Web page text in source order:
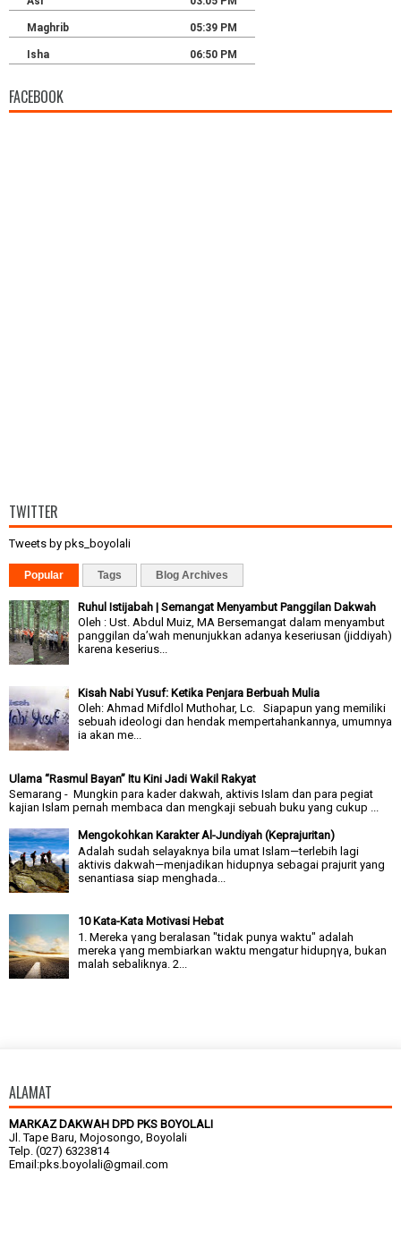
FACEBOOK
TWITTER
Tweets by pks_boyolali
Popular Tags Blog Archives
Ruhul Istijabah | Semangat Menyambut Panggilan Dakwah
Oleh : Ust. Abdul Muiz, MA Bersemangat dalam menyambut
panggilan da’wah menunjukkan adanya keseriusan (jiddiyah)
karena keserius...
Kisah Nabi Yusuf: Ketika Penjara Berbuah Mulia
Oleh: Ahmad Mifdlol Muthohar, Lc. Siapapun yang memiliki
sebuah ideologi dan hendak mempertahankannya, umumnya
ia akan me...
Ulama “Rasmul Bayan” Itu Kini Jadi Wakil Rakyat
Semarang - Mungkin para kader dakwah, aktivis Islam dan para pegiat
kajian Islam pernah membaca dan mengkaji sebuah buku yang cukup ...
Mengokohkan Karakter Al-Jundiyah (Keprajuritan)
Adalah sudah selayaknya bila umat Islam—terlebih lagi
aktivis dakwah—menjadikan hidupnya sebagai prajurit yang
senantiasa siap menghada...
10 Kata-Kata Motivasi Hebat
1. Mereka γang beralasan "tidak punya waktu" adalah
mereka γang membiarkan waktu mengatur hidupηγa, bukan
malah sebaliknya. 2...
ALAMAT
MARKAZ DAKWAH DPD PKS BOYOLALI
Jl. Tape Baru, Mojosongo, Boyolali
Telp. (027) 6323814
Email:pks.boyolali@gmail.com